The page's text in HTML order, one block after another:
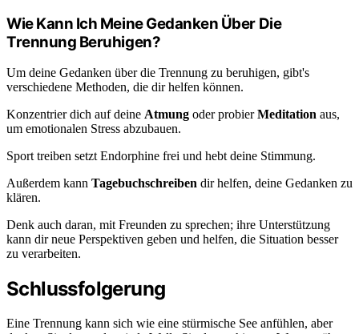
Wie Kann Ich Meine Gedanken Über Die
Trennung Beruhigen?
Um deine Gedanken über die Trennung zu beruhigen, gibt's
verschiedene Methoden, die dir helfen können.
Konzentrier dich auf deine Atmung oder probierMeditation aus,
um emotionalen Stress abzubauen.
Sport treiben setzt Endorphine frei und hebt deine Stimmung.
Außerdem kann Tagebuchschreiben dir helfen, deine Gedanken zu
klären.
Denk auch daran, mit Freunden zu sprechen; ihre Unterstützung
kann dir neue Perspektiven geben und helfen, die Situation besser
zu verarbeiten.
Schlussfolgerung
Eine Trennung kann sich wie eine stürmische See anfühlen, aber